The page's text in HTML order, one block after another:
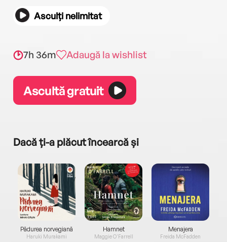
Asculți nelimitat
7h 36m Adaugă la wishlist
Ascultă gratuit
Dacă ți-a plăcut încearcă și
Pădurea norvegiană
Haruki Murakami
Hamnet
Maggie O'Farrell
Menajera
Freida McFadden